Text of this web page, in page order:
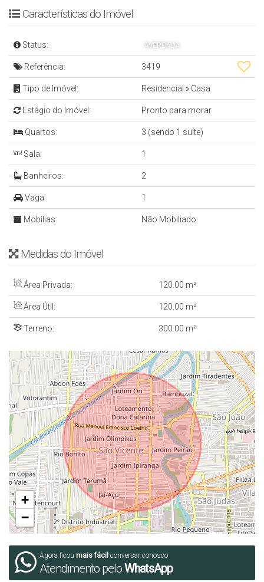
- Cozinha
- Área de Serviço
- Banheiro Social
- Vaga de Garagem Coberta
- 120 m² Privativos
- 300 m² Terreno
Mais informações: Inbox, Whatsapp ou Email
Denis Alexandre Imóveis
CRECI 4813 J
Tel/WhatsApp: (47) 99994-0042
denis@denisalexandreimoveis.com.br
Características do Imóvel
Status: AVERBADA
Referência: 3419
Tipo de Imóvel: Residencial » Casa
Estágio do Imóvel: Pronto para morar
Quartos: 3 (sendo 1 suíte)
Sala: 1
Banheiros: 2
Vaga: 1
Mobílias: Não Mobiliado
Medidas do Imóvel
Área Privada: 120 .00 m²
Área Útil: 120 .00 m²
Terreno: 300 .00 m²
+
−
Agora ficou mais fácil conversar conosco
Atendimento peloWhatsApp